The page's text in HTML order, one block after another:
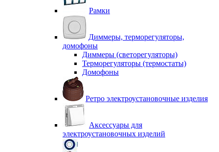
Рамки
Диммеры, терморегуляторы,
домофоны
Диммеры (светорегуляторы)
Терморегуляторы (термостаты)
Домофоны
Ретро электроустановочные изделия
Аксессуары для
электроустановочных изделий